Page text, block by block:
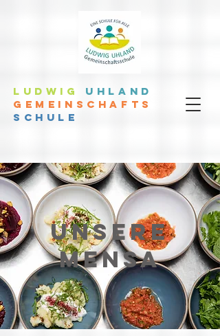
LUDWIG UHLAND
GEMEINSCHAFTS
SCHULE
UNSERE
MENSA